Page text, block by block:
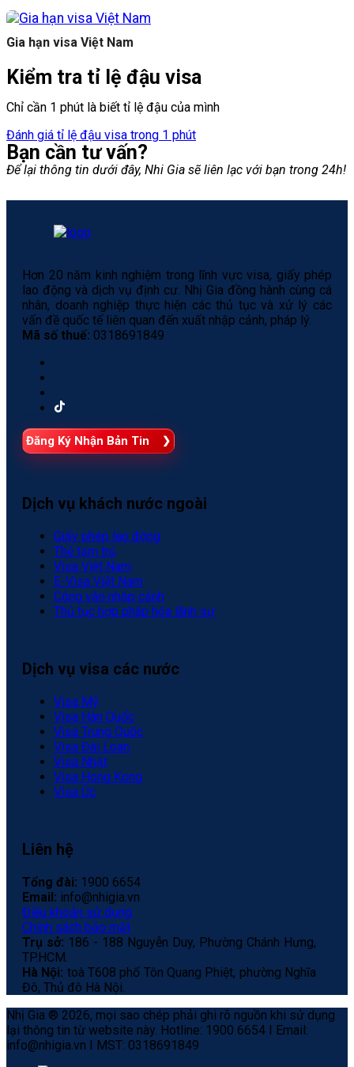
Gia hạn visa Việt Nam
Kiểm tra tỉ lệ đậu visa
Chỉ cần 1 phút là biết tỉ lệ đậu của mình
Đánh giá tỉ lệ đậu visa trong 1 phút
Bạn cần tư vấn?
Để lại thông tin dưới đây, Nhi Gia sẽ liên lạc với bạn trong 24h!
Hơn 20 năm kinh nghiệm trong lĩnh vực visa, giấy phép
lao động và dịch vụ định cư. Nhị Gia đồng hành cùng cá
nhân, doanh nghiệp thực hiện các thủ tục và xử lý các
vấn đề quốc tế liên quan đến xuất nhập cảnh, pháp lý.
Mã số thuế: 0318691849
Đăng Ký Nhận Bản Tin
Dịch vụ khách nước ngoài
Giấy phép lao động
Thẻ tạm trú
Visa Việt Nam
E-Visa Việt Nam
Công văn nhập cảnh
Thủ tục hợp pháp hóa lãnh sự
Dịch vụ visa các nước
Visa Mỹ
Visa Hàn Quốc
Visa Trung Quốc
Visa Đài Loan
Visa Nhật
Visa Hong Kong
Visa Úc
Liên hệ
Tổng đài: 1900 6654
Email: info@nhigia.vn
Điều khoản sử dụng
Chính sách bảo mật
Trụ sở: 186 - 188 Nguyễn Duy, Phường Chánh Hưng,
TP.HCM.
Hà Nội: toà T608 phố Tôn Quang Phiệt, phường Nghĩa
Đô, Thủ đô Hà Nội.
Nhị Gia ® 2026, mọi sao chép phải ghi rõ nguồn khi sử dụng
lại thông tin từ website này. Hotline: 1900 6654 I Email:
info@nhigia.vn I MST: 0318691849